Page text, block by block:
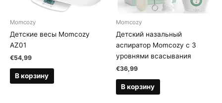
Momcozy
Детские весы Momcozy
AZ01
€54,99
В корзину
Momcozy
Детский назальный
аспиратор Momcozy с 3
уровнями всасывания
€36,99
В корзину